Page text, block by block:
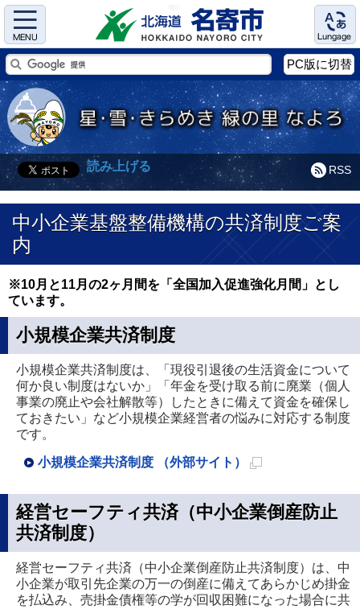
Menu Language
PC版に切替
RSS
読み上げる
中小企業基盤整備機構の共済制度ご案
内
※10月と11月の2ヶ月間を「全国加入促進強化月間」とし
ています。
小規模企業共済制度
小規模企業共済制度は、「現役引退後の生活資金について
何か良い制度はないか」「年金を受け取る前に廃業（個人
事業の廃止や会社解散等）したときに備えて資金を確保し
ておきたい」など小規模企業経営者の悩みに対応する制度
です。
小規模企業共済制度 （外部サイト）
規
ー
ジ
で
経営セーフティ共済（中小企業倒産防止
共済制度）
経営セーフティ共済（中小企業倒産防止共済制度）は、中
小企業が取引先企業の万一の倒産に備えてあらかじめ掛金
を払込み、売掛金債権等の学が回収困難になった場合に共